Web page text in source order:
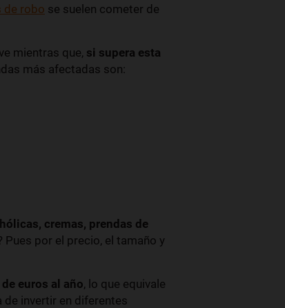
de robo se suelen cometer de
mientras que, si supera esta
más afectadas son:
cremas, prendas de
Pues por el precio, el tamaño y
euros al año, lo que equivale
de invertir en diferentes